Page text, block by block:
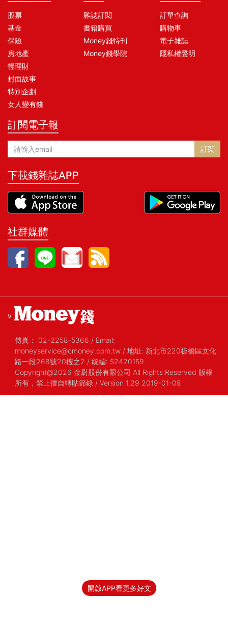
開啟APP看更多好文
股票
基金
保險
房地產
輕理財
封面故事
特別企劃
女人變有錢
雜誌訂閱
書籍購買
Money錢特刊
Money錢學院
訂單查詢
購物車
電子雜誌
隱私權聲明
訂閱電子報
訂閱
下載錢雜誌APP
社群媒體
v
傳真： 02-2258-5366 / Email:
moneyservice@cmoney.com.tw / 地址: 新北市220板橋區文化
路一段268號20樓之2 / 統編: 52420159
Copyright@2026 金尉股份有限公司 All Rights Reserved 版權
所有，禁止擅自轉貼節錄 / Version 1.29 2019-01-08